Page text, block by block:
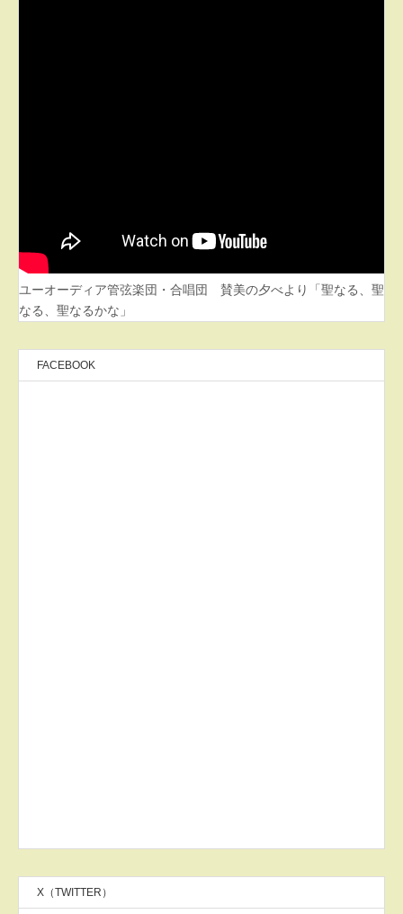
ユーオーディア管弦楽団・合唱団 賛美の夕べより「聖なる、聖
なる、聖なるかな」
FACEBOOK
X（TWITTER）